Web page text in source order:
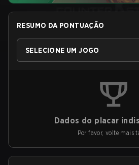
RESUMO DA PONTUAÇÃO
SELECIONE UM JOGO
Dados do placar
Por favor, volte mais